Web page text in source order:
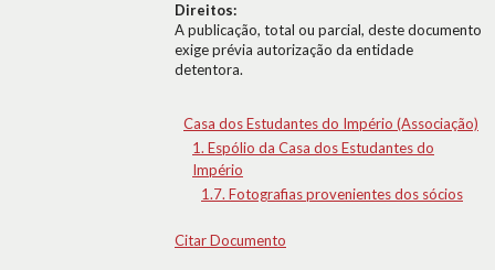
Direitos:
A publicação, total ou parcial, deste documento
exige prévia autorização da entidade
detentora.
Casa dos Estudantes do Império (Associação)
1. Espólio da Casa dos Estudantes do
Império
1.7. Fotografias provenientes dos sócios
Citar Documento